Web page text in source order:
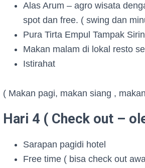
Alas Arum – agro wisata
spot dan free. ( swing dan
Pura Tirta Empul Tampak
Makan malam di lokal resto
Istirahat
( Makan pagi, makan siang ,
Hari 4 ( Check out –
Sarapan pagidi hotel
Free time ( bisa check out